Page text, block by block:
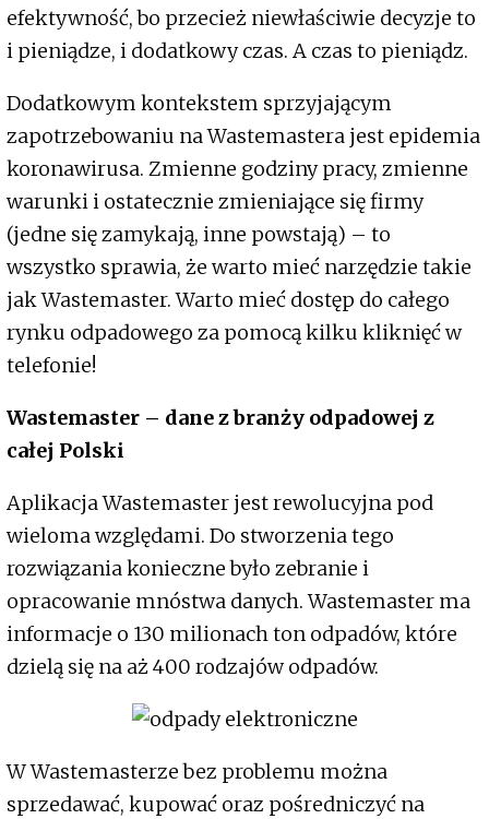
efektywność, bo przecież niewłaściwie decyzje to
i pieniądze, i dodatkowy czas. A czas to pieniądz.
Dodatkowym kontekstem sprzyjającym
zapotrzebowaniu na Wastemastera jest epidemia
koronawirusa. Zmienne godziny pracy, zmienne
warunki i ostatecznie zmieniające się firmy
(jedne się zamykają, inne powstają) – to
wszystko sprawia, że warto mieć narzędzie takie
jak Wastemaster. Warto mieć dostęp do całego
rynku odpadowego za pomocą kilku kliknięć w
telefonie!
Wastemaster – dane z branży odpadowej z
całej Polski
Aplikacja Wastemaster jest rewolucyjna pod
wieloma względami. Do stworzenia tego
rozwiązania konieczne było zebranie i
opracowanie mnóstwa danych. Wastemaster ma
informacje o 130 milionach ton odpadów, które
dzielą się na aż 400 rodzajów odpadów.
W Wastemasterze bez problemu można
sprzedawać, kupować oraz pośredniczyć na